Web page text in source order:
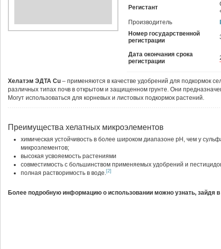
Регистант
Производитель
Номер государственной
регистрации
Дата окончания срока
регистрации
Хелатэм ЭДТА Сu – применяются в качестве удобрений для подкормок
различных типах почв в открытом и защищенном грунте. Они
Могут использоваться для корневых и листовых подкормок растений.
Преимущества хелатных микроэлементов
химическая устойчивость в более широком диапазоне рН, чем у
микроэлементов;
высокая усвояемость растениями
совместимость с большинством применяемых удобрений и
полная растворимость в воде.[2]
Более подробную информацию о использовании можно узнать, зайдя в